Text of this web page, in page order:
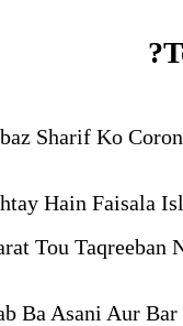
?
Sharif Ko
Hain Faisala
Tou Taqreeban
Ba Asani Aur Bar